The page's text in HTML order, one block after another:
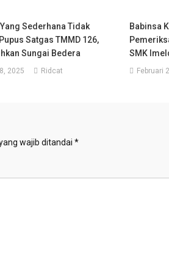
Sederhana Tidak
Satgas TMMD 126,
Sungai Bedera
2025 Ridcat
Babinsa
SMK
Februari
wajib ditandai *